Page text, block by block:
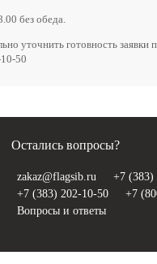
без обеда.
уточнить готовность заявки
50
Остались вопросы?
zakaz@flagsib.ru
+7 (383)
+7 (383) 202-10-50
+7
Вопросы и ответы